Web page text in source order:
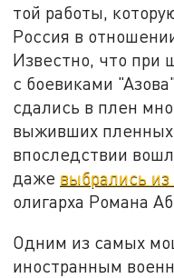
той работы,
Россия в
Известно, что при
с боевиками
сдались в плен
выживших пленных
впоследствии
даже выбрались
олигарха Романа
Одним из самых
иностранным